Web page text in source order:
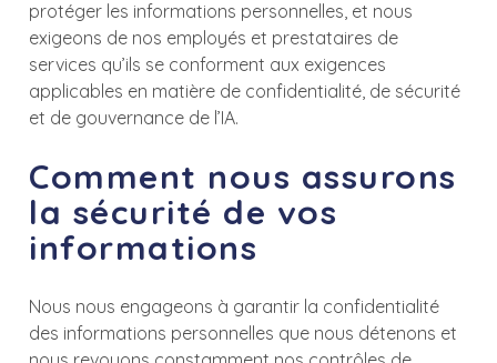
protéger les informations personnelles, et nous
exigeons de nos employés et prestataires de
services qu’ils se conforment aux exigences
applicables en matière de confidentialité, de sécurité
et de gouvernance de l’IA.
Comment nous assurons
la sécurité de vos
informations
Nous nous engageons à garantir la confidentialité
des informations personnelles que nous détenons et